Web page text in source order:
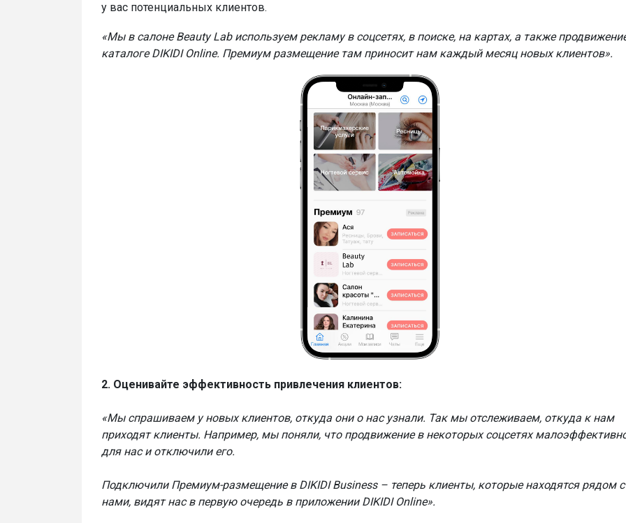
у вас потенциальных клиентов.
«Мы в салоне Beauty Lab используем рекламу в соцсетях, в поиске, на картах, а также
каталоге DIKIDI Online. Премиум размещение там приносит нам каждый месяц новых клиентов».
2. Оценивайте эффективность привлечения клиентов:
«Мы спрашиваем у новых клиентов, откуда они о нас узнали. Так мы отслеживаем, откуда к нам
приходят клиенты. Например, мы поняли, что продвижение в некоторых соцсетях
для нас и отключили его.
Подключили Премиум-размещение в DIKIDI Business – теперь клиенты, которые находятся рядом с
нами, видят нас в первую очередь в приложении DIKIDI Online».